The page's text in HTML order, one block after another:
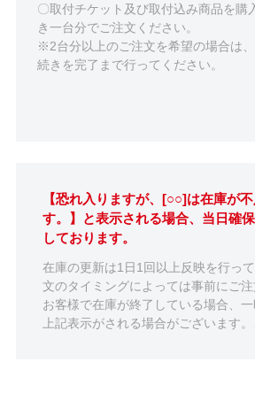
〇取付チケット及び取付込み商品を購
き一台分でご注文ください。
※2台分以上のご注文を希望の場合は
続きを完了まで行ってください。
【恐れ入りますが、[○○]は在庫が
す。】と表示される場合、当日確
しております。
在庫の更新は1日1回以上反映を行っ
文のタイミングによっては事前にご
お客様で在庫が終了している場合、
上記表示がされる場合がございます。